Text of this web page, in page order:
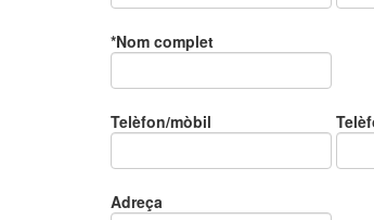
Nom complet
Telèfon/mòbil
Adreça